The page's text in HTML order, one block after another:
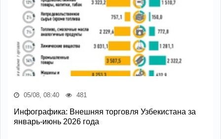
05/08, 08:40 481
Инфографика: Внешняя торговля Узбекистана за
январь-июнь 2026 года